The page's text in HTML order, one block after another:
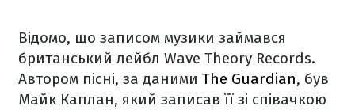
Відомо, що записом музики займався
британський лейбл Wave Theory Records.
Автором пісні, за даними The Guardian, був
Майк Каплан, який записав її зі співачкою